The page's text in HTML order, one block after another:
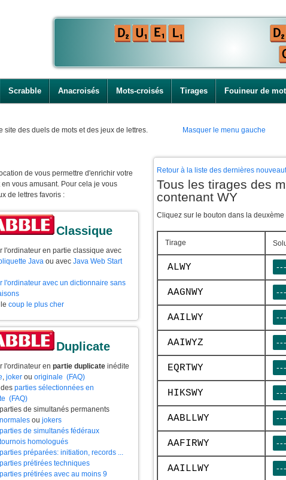
Scrabble Anacroisés Mots-croisés Tirages Fouineur de
site des duels de mots et des jeux de lettres. Masquer le menu gauche
de vous permettre d'enrichir votre
vous amusant. Pour cela je vous
de lettres favoris :
Classique
l'ordinateur en partie classique avec
Java ou avec Java Web Start
l'ordinateur avec un dictionnaire sans
coup le plus cher
Duplicate
l'ordinateur en partie duplicate inédite
, joker ou originale (FAQ)
parties sélectionnées en
(FAQ)
parties de simultanés permanents
normales ou jokers
parties de simultanés fédéraux
tournois homologués
parties préparées: initiation, records ...
parties prétirées techniques
parties prétirées avec au moins 9
Retour à la liste des dernières
Tous les tirages des
contenant WY
Cliquez sur le bouton dans la
Tirage
ALWY ---
AAGNWY ---
AAILWY ---
AAIWYZ ---
EQRTWY ---
HIKSWY ---
AABLLWY ---
AAFIRWY ---
AAILLWY ---